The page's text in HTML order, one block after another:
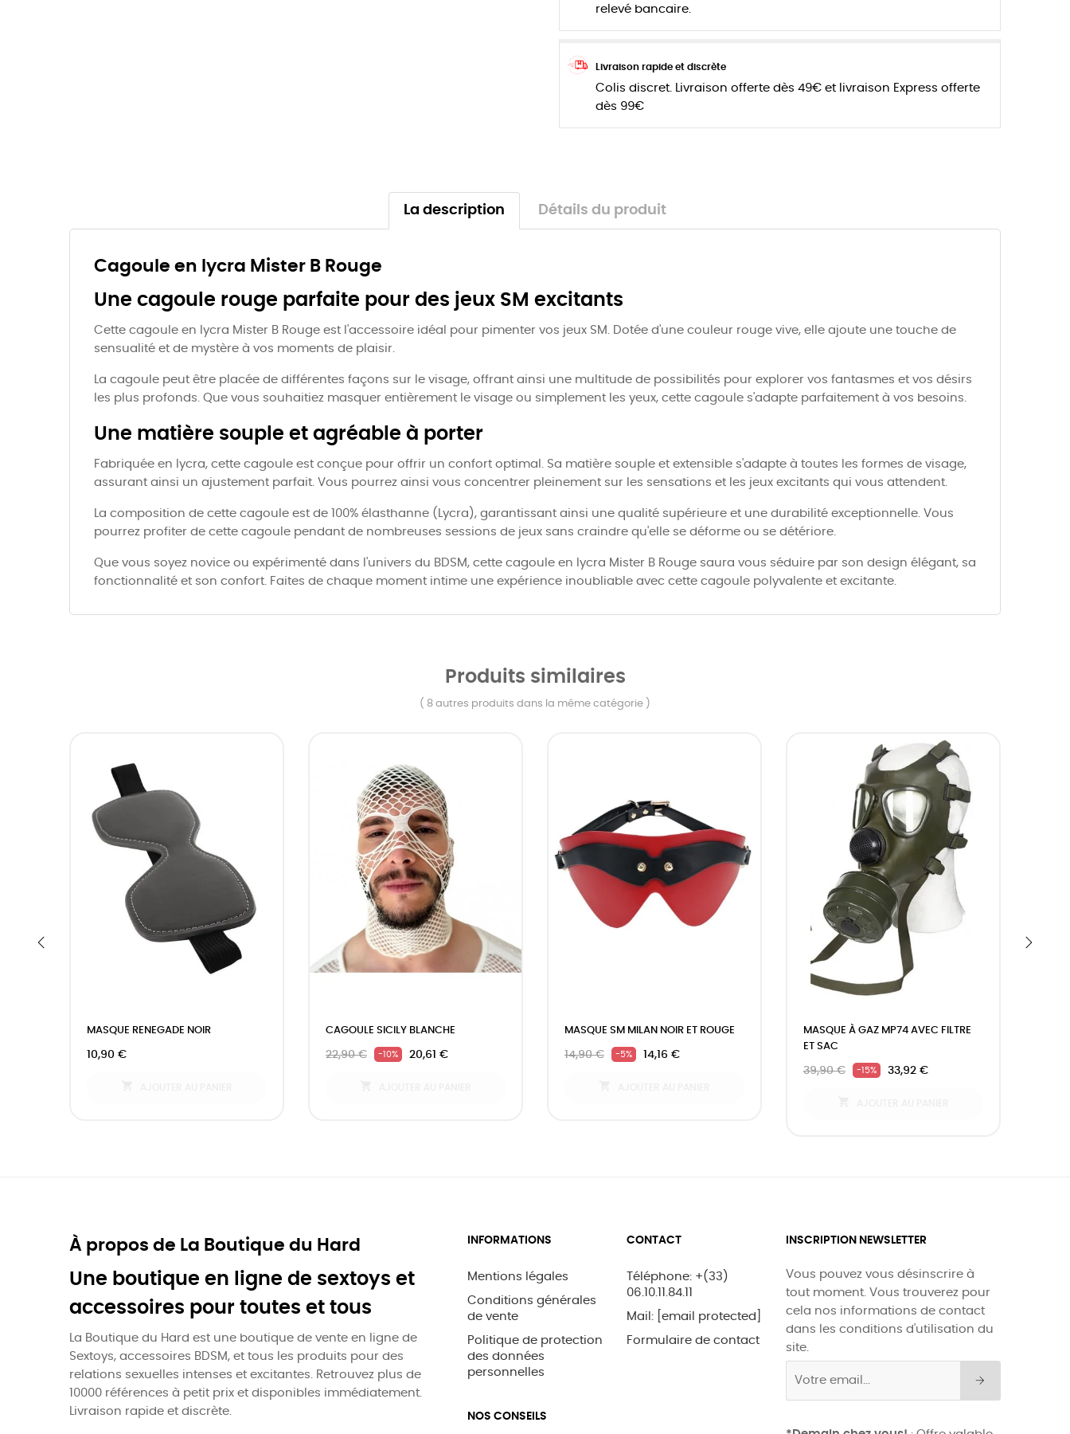
relevé bancaire.
Livraison rapide et discrète
Colis discret. Livraison offerte dès 49€ et livraison Express offerte
dès 99€
La description Détails du produit
Cagoule en lycra Mister B Rouge
Une cagoule rouge parfaite pour des jeux SM excitants
Cette cagoule en lycra Mister B Rouge est l'accessoire idéal pour pimenter vos jeux SM. Dotée d'une couleur rouge vive, elle ajoute une touche de
sensualité et de mystère à vos moments de plaisir.
La cagoule peut être placée de différentes façons sur le visage, offrant ainsi une multitude de possibilités pour explorer vos fantasmes et vos désirs
les plus profonds. Que vous souhaitiez masquer entièrement le visage ou simplement les yeux, cette cagoule s'adapte parfaitement à vos besoins.
Une matière souple et agréable à porter
Fabriquée en lycra, cette cagoule est conçue pour offrir un confort optimal. Sa matière souple et extensible s'adapte à toutes les formes de visage,
assurant ainsi un ajustement parfait. Vous pourrez ainsi vous concentrer pleinement sur les sensations et les jeux excitants qui vous attendent.
La composition de cette cagoule est de 100% élasthanne (Lycra), garantissant ainsi une qualité supérieure et une durabilité exceptionnelle. Vous
pourrez profiter de cette cagoule pendant de nombreuses sessions de jeux sans craindre qu'elle se déforme ou se détériore.
Que vous soyez novice ou expérimenté dans l'univers du BDSM, cette cagoule en lycra Mister B Rouge saura vous séduire par son design élégant, sa
fonctionnalité et son confort. Faites de chaque moment intime une expérience inoubliable avec cette cagoule polyvalente et excitante.
Produits similaires
( 8 autres produits dans la même catégorie )
MASQUE RENEGADE NOIR
10,90 €
CAGOULE SICILY BLANCHE
22,90 € -10% 20,61 €
MASQUE SM MILAN NOIR ET ROUGE
14,90 € -5% 14,16 €
MASQUE À GAZ MP74 AVEC FILTRE
ET SAC
39,90 € -15% 33,92 €
À propos de La Boutique du Hard
Une boutique en ligne de sextoys et
accessoires pour toutes et tous
La Boutique du Hard est une boutique de vente en ligne de
Sextoys, accessoires BDSM, et tous les produits pour des
relations sexuelles intenses et excitantes. Retrouvez plus de
10000 références à petit prix et disponibles immédiatement.
Livraison rapide et discrète.
INFORMATIONS
Mentions légales
Conditions générales
de vente
Politique de protection
des données
personnelles
NOS CONSEILS
CONTACT
Téléphone: +(33)
06.10.11.84.11
Mail:
[email protected]
Formulaire de contact
INSCRIPTION NEWSLETTER
Vous pouvez vous désinscrire à
tout moment. Vous trouverez pour
cela nos informations de contact
dans les conditions d'utilisation du
site.